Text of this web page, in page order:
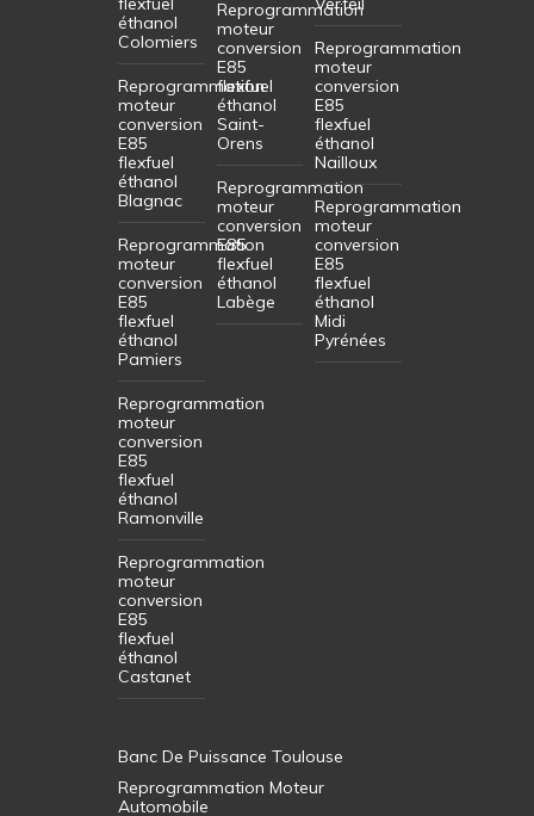
éthanol
Colomiers
Reprogrammation
moteur
conversion
E85
flexfuel
éthanol
Blagnac
Reprogrammation
moteur
conversion
E85
flexfuel
éthanol
Pamiers
Reprogrammation
moteur
conversion
E85
flexfuel
éthanol
Ramonville
Reprogrammation
moteur
conversion
E85
flexfuel
éthanol
Castanet
Reprogrammation
moteur
conversion
E85
flexfuel
éthanol
Saint-
Orens
Reprogrammation
moteur
conversion
E85
flexfuel
éthanol
Labège
Reprogrammation
moteur
conversion
E85
flexfuel
éthanol
Nailloux
Reprogrammation
moteur
conversion
E85
flexfuel
éthanol
Midi
Pyrénées
Banc De Puissance Toulouse
Reprogrammation Moteur
Automobile